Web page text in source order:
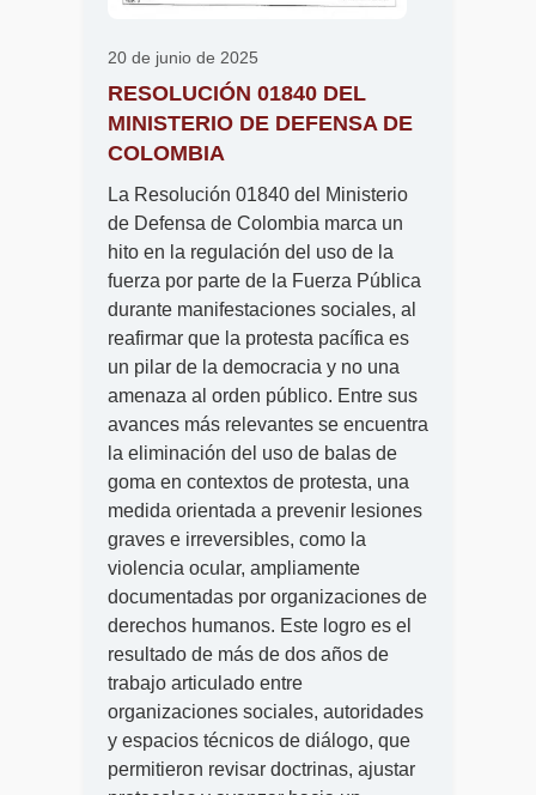
20 de junio de 2025
RESOLUCIÓN 01840 DEL
MINISTERIO DE DEFENSA DE
COLOMBIA
La Resolución 01840 del Ministerio
de Defensa de Colombia marca un
hito en la regulación del uso de la
fuerza por parte de la Fuerza Pública
durante manifestaciones sociales, al
reafirmar que la protesta pacífica es
un pilar de la democracia y no una
amenaza al orden público. Entre sus
avances más relevantes se encuentra
la eliminación del uso de balas de
goma en contextos de protesta, una
medida orientada a prevenir lesiones
graves e irreversibles, como la
violencia ocular, ampliamente
documentadas por organizaciones de
derechos humanos. Este logro es el
resultado de más de dos años de
trabajo articulado entre
organizaciones sociales, autoridades
y espacios técnicos de diálogo, que
permitieron revisar doctrinas, ajustar